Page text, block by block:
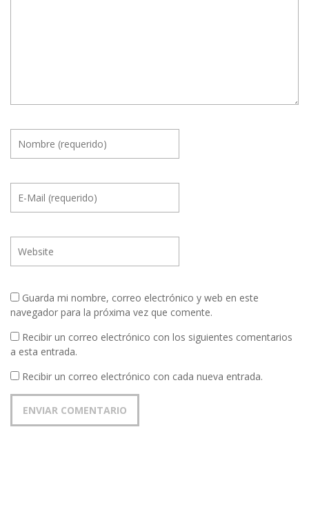
Guarda mi nombre, correo electrónico y web en este
navegador para la próxima vez que comente.
Recibir un correo electrónico con los siguientes comentarios
a esta entrada.
Recibir un correo electrónico con cada nueva entrada.